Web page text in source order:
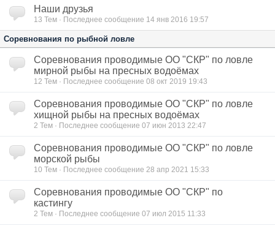
Наши друзья
13 Тем · Последнее сообщение 14 янв 2016 19:57
Соревнования по рыбной ловле
Соревнования проводимые ОО "СКР" по ловле
мирной рыбы на пресных водоёмах
12 Тем · Последнее сообщение 08 окт 2019 19:43
Соревнования проводимые ОО "СКР" по ловле
хищной рыбы на пресных водоёмах
2 Тем · Последнее сообщение 07 июн 2013 22:47
Соревнования проводимые ОО "СКР" по ловле
морской рыбы
10 Тем · Последнее сообщение 28 апр 2021 15:33
Соревнования проводимые ОО "СКР" по
кастингу
2 Тем · Последнее сообщение 07 июл 2015 11:33